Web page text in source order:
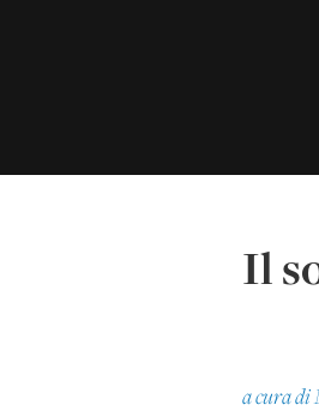
Il
a cura di